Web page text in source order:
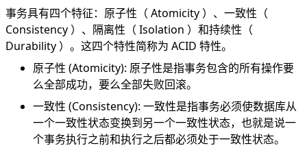
事务具有四个特征：原子性（ Atomicity ）、一致性（
Consistency ）、隔离性（ Isolation ）和持续性（
Durability ）。这四个特性简称为 ACID 特性。
原子性 (Atomicity): 原子性是指事务包含的所有操作要
么全部成功，要么全部失败回滚。
一致性 (Consistency): 一致性是指事务必须使数据库从
一个一致性状态变换到另一个一致性状态，也就是说一
个事务执行之前和执行之后都必须处于一致性状态。